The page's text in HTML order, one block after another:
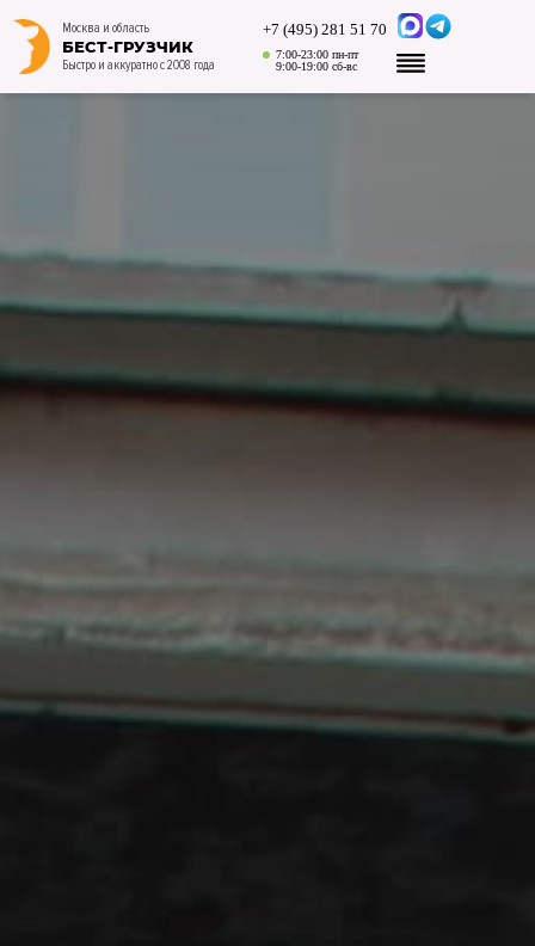
Москва и область
БЕСТ-ГРУЗЧИК
Быстро и аккуратно с 2008 года
+7 (495) 281 51 70
7:00-23:00 пн-пт
9:00-19:00 сб-вс